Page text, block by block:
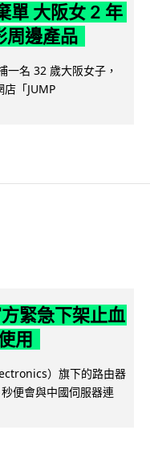
單 大阪女 2 年
周邊產品
一名 32 歲大阪女子，
「JUMP
緊急下架止血
用
）旗下的路由器
便會與中國伺服器連